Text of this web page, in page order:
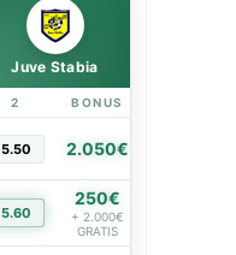
Juve Stabia
2 BONUS
5.50 2.050€
5.60
250€
+ 2.000€
GRATIS